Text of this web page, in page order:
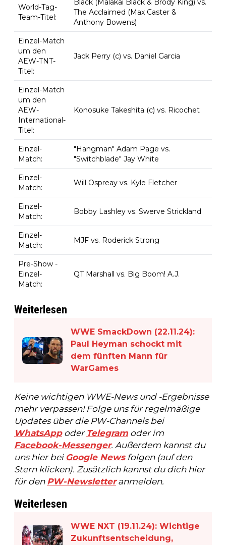
World-Tag-
Team-Titel:
Black (Malakai Black & Brody King) vs.
The Acclaimed (Max Caster &
Anthony Bowens)
Einzel-Match
um den
AEW-TNT-
Titel:
Jack Perry (c) vs. Daniel Garcia
Einzel-Match
um den
AEW-
International-
Titel:
Konosuke Takeshita (c) vs. Ricochet
Einzel-
Match:
"Hangman" Adam Page vs.
"Switchblade" Jay White
Einzel-
Match:
Will Ospreay vs. Kyle Fletcher
Einzel-
Match:
Bobby Lashley vs. Swerve Strickland
Einzel-
Match:
MJF vs. Roderick Strong
Pre-Show -
Einzel-
Match:
QT Marshall vs. Big Boom! A.J.
Weiterlesen
WWE SmackDown (22.11.24):
Paul Heyman schockt mit
dem fünften Mann für
WarGames
Keine wichtigen WWE-News und -Ergebnisse
mehr verpassen! Folge uns für regelmäßige
Updates über die PW-Channels bei
WhatsAppoder Telegramoder im
Facebook-Messenger. Außerdem kannst du
uns hier bei Google Newsfolgen (auf den
Stern klicken). Zusätzlich kannst du dich hier
für den PW-Newsletteranmelden.
Weiterlesen
WWE NXT (19.11.24): Wichtige
Zukunftsentscheidung,